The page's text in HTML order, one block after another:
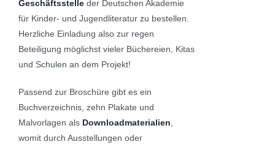
Geschäftsstelle der Deutschen Akademie
für Kinder- und Jugendliteratur zu bestellen.
Herzliche Einladung also zur regen
Beteiligung möglichst vieler Büchereien, Kitas
und Schulen an dem Projekt!
Passend zur Broschüre gibt es ein
Buchverzeichnis, zehn Plakate und
Malvorlagen als Downloadmaterialien
womit durch Ausstellungen oder